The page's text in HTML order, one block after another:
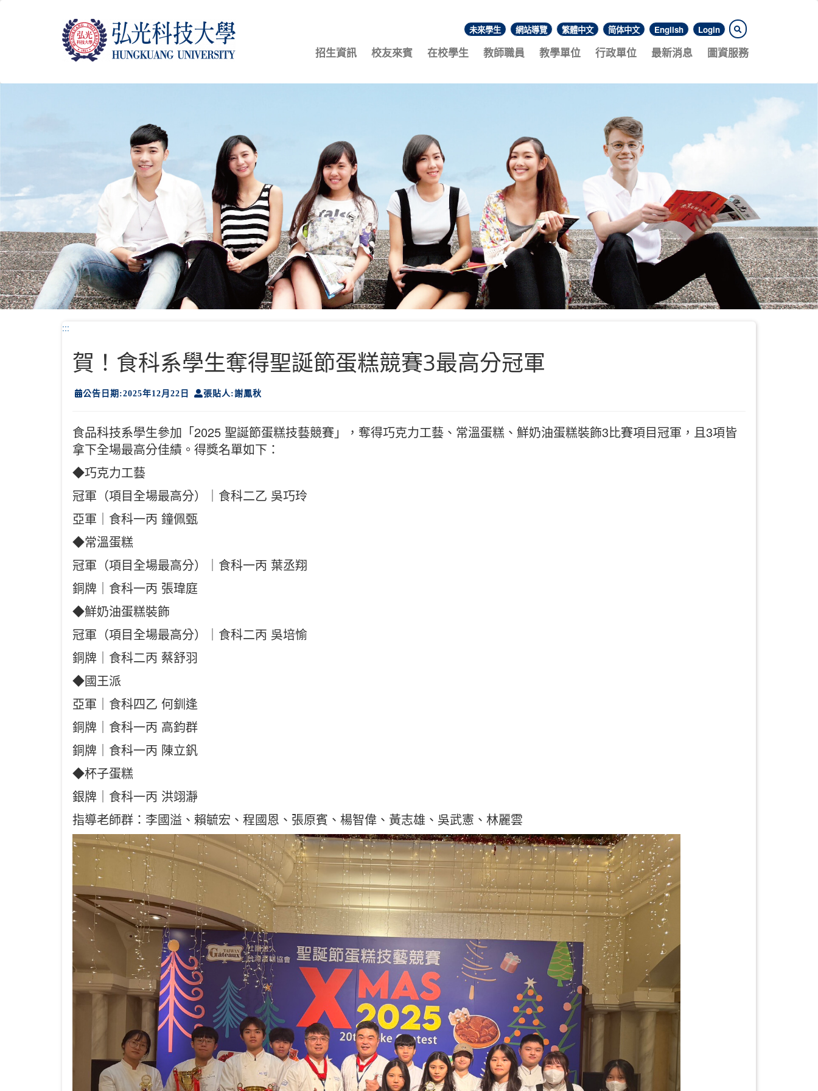
內
:::
未來學生 網站導覽 繁體中文 简体中文 English Login
招生資訊 校友來賓 在校學生 教師職員 教學單位 行政單位 最新消息 圖資服務
:::
賀！食科系學生奪得聖誕節蛋糕競賽3最高分冠軍
公告日期:2025年12月22日 張貼人:謝鳳秋
食品科技系學生參加「2025 聖誕節蛋糕技藝競賽」，奪得巧克力工藝、常溫蛋糕、鮮奶油蛋糕裝飾3比賽項目冠軍，且3項皆
拿下全場最高分佳績。得獎名單如下：
◆巧克力工藝
冠軍（項目全場最高分）｜食科二乙 吳巧玲
亞軍｜食科一丙 鐘佩甄
◆常溫蛋糕
冠軍（項目全場最高分）｜食科一丙 葉丞翔
銅牌｜食科一丙 張瑋庭
◆鮮奶油蛋糕裝飾
冠軍（項目全場最高分）｜食科二丙 吳培愉
銅牌｜食科二丙 蔡舒羽
◆國王派
亞軍｜食科四乙 何釧逢
銅牌｜食科一丙 高鈞群
銅牌｜食科一丙 陳立釩
◆杯子蛋糕
銀牌｜食科一丙 洪翊瀞
指導老師群：李國溢、賴毓宏、程國恩、張原賓、楊智偉、黃志雄、吳武憲、林麗雲